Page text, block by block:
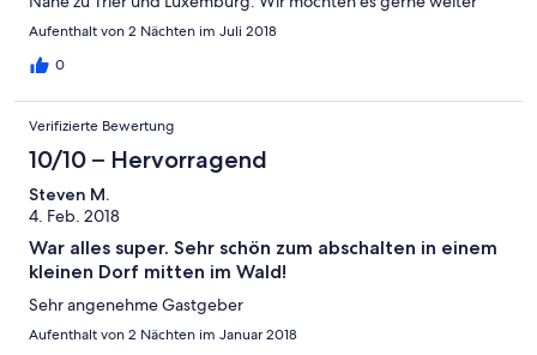
empfehlen und werden bestimmt wieder kommen .Danke für
Aufenthalt von 2 Nächten im Juli 2018
0
Verifizierte Bewertung
10/10 – Hervorragend
Steven M.
4. Feb. 2018
War alles super. Sehr schön zum abschalten in einem
kleinen Dorf mitten im Wald!
Sehr angenehme Gastgeber
Aufenthalt von 2 Nächten im Januar 2018